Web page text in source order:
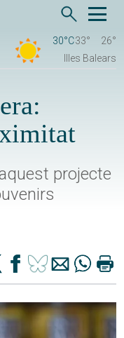
30°C33°
26°
Illes Balears
projecte